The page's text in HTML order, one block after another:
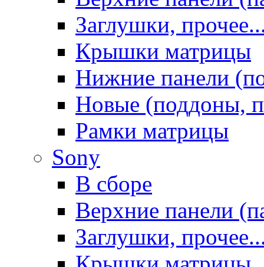
Заглушки,
Крышки матрицы
Нижние панели
Новые (поддоны,
Рамки матрицы
Sony
В сборе
Верхние панели
Заглушки,